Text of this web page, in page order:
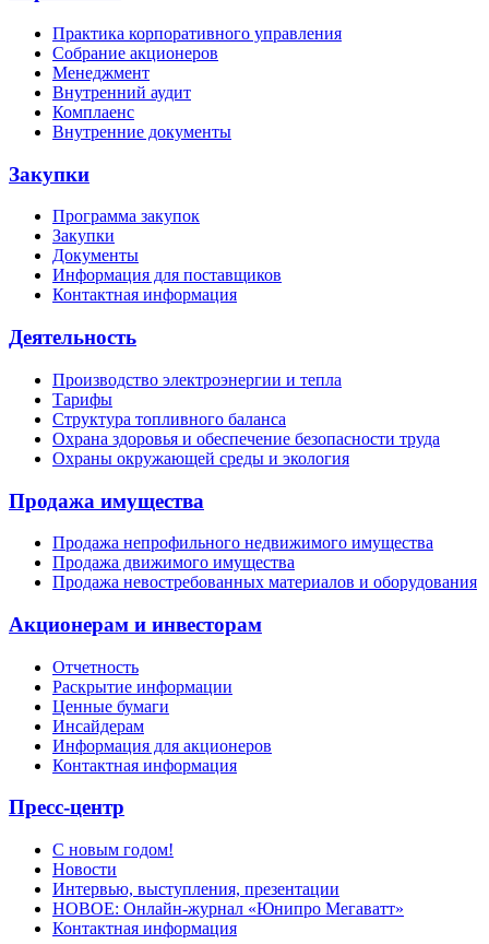
Практика корпоративного управления
Собрание акционеров
Менеджмент
Внутренний аудит
Комплаенс
Внутренние документы
Закупки
Программа закупок
Закупки
Документы
Информация для поставщиков
Контактная информация
Деятельность
Производство электроэнергии и тепла
Тарифы
Структура топливного баланса
Охрана здоровья и обеспечение безопасности труда
Охраны окружающей среды и экология
Продажа имущества
Продажа непрофильного недвижимого имущества
Продажа движимого имущества
Продажа невостребованных материалов и оборудования
Акционерам и инвесторам
Отчетность
Раскрытие информации
Ценные бумаги
Инсайдерам
Информация для акционеров
Контактная информация
Пресс-центр
С новым годом!
Новости
Интервью, выступления, презентации
НОВОЕ: Онлайн-журнал «Юнипро Мегаватт»
Контактная информация